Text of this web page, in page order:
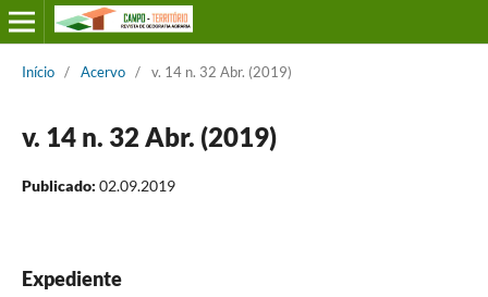
Início / Acervo / v. 14 n. 32 Abr. (2019)
v. 14 n. 32 Abr. (2019)
Publicado: 02.09.2019
Expediente